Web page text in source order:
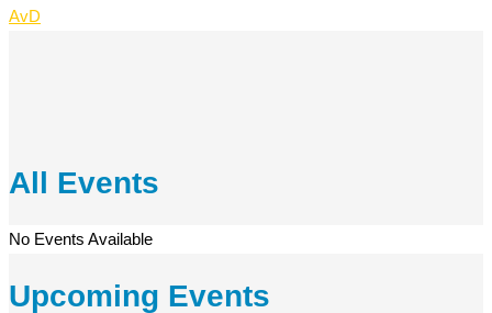
AvD
All Events
No Events Available
Upcoming Events